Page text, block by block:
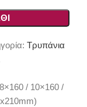
Τρυπάνια
/ 10×160 /